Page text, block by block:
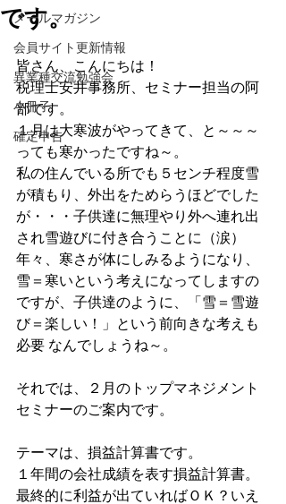
メールマガジン
会員サイト更新情報
異業種交流勉強会
小冊子
確定申告
です。
皆さん、こんにちは！
税理士安井事務所、セミナー担当の阿
部です。
１月は大寒波がやってきて、と～～～
っても寒かったですね～。
私の住んでいる所でも５センチ程度雪
が積もり、外出をためらうほどでした
が・・・子供達に無理やり外へ連れ出
され雪遊びに付き合うことに（涙）
年々、寒さが体にしみるようになり、
雪＝寒いという考えになってしますの
ですが、子供達のように、「雪＝雪遊
び＝楽しい！」という前向きな考えも
必要 なんでしょうね～。
それでは、２月のトップマネジメント
セミナーのご案内です。
テーマは、損益計算書です。
１年間の会社成績を表す損益計算書。
最終的に利益が出ていればＯＫ？いえ